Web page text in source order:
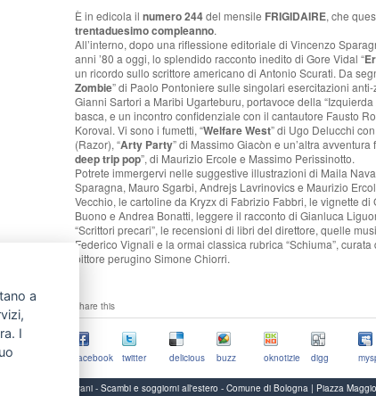
È in edicola il numero 244del mensile FRIGIDAIRE, che
trentaduesimo compleanno.
All’interno, dopo una riflessione editoriale di Vincenzo
anni ’80 a oggi, lo splendido racconto inedito di Gore Vidal “
un ricordo sullo scrittore americano di Antonio Scurati. Da
Zombie” di Paolo Pontoniere sulle singolari esercitazioni
Gianni Sartori a Maribi Ugarteburu, portavoce della
basca, e un incontro confidenziale con il cantautore Fausto
Koroval. Vi sono i fumetti, “Welfare West” di Ugo Delucchi
(Razor), “Arty Party” di Massimo Giacòn e un’altra
deep trip pop”, di Maurizio Ercole e Massimo Perissinotto.
Potrete immergervi nelle suggestive illustrazioni di Maila
Sparagna, Mauro Sgarbi, Andrejs Lavrinovics e Maurizio
Vecchio, le cartoline da Kryzx di Fabrizio Fabbri, le vignette
Buono e Andrea Bonatti, leggere il racconto di Gianluca
“Scrittori precari”, le recensioni di libri del direttore, quelle
Federico Vignali e la ormai classica rubrica “Schiuma”,
pittore perugino Simone Chiorri.
share this
facebook twitter delicious buzz oknotizie digg
Servizi per i giovani - Scambi e soggiorni all'estero - Comune di Bologna | Piazza
a
I